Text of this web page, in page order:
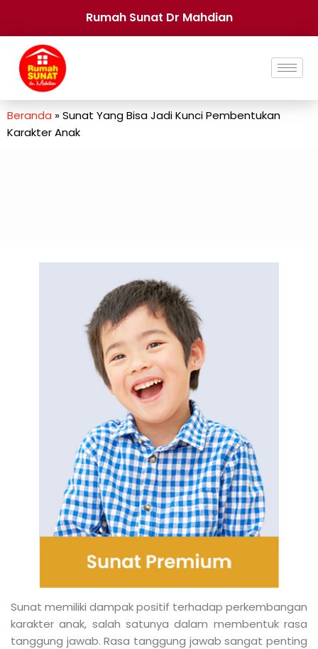
Rumah Sunat Dr Mahdian
Beranda »Sunat Yang Bisa Jadi Kunci Pembentukan
Karakter Anak
Sunat memiliki dampak positif terhadap perkembangan
karakter anak, salah satunya dalam membentuk rasa
tanggung jawab. Rasa tanggung jawab sangat penting